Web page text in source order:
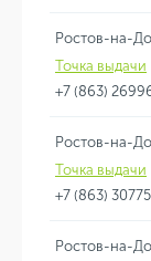
Ростов-на-
Точка выдачи
+7 (863)
Ростов-на-
Точка выдачи
+7 (863)
Ростов-на-